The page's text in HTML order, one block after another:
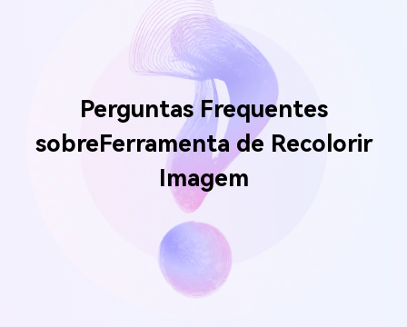
Perguntas Frequentes
sobreFerramenta de Recolorir
Imagem